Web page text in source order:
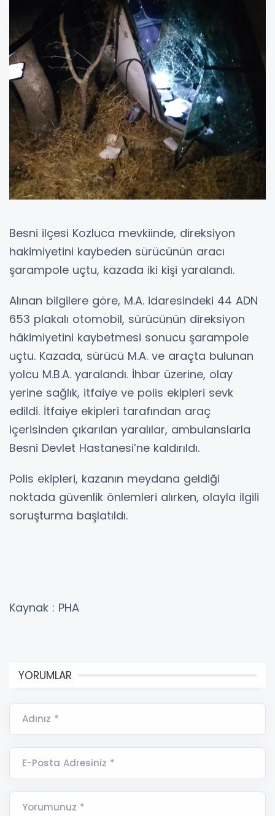
Besni ilçesi Kozluca mevkiinde, direksiyon
hakimiyetini kaybeden sürücünün aracı
şarampole uçtu, kazada iki kişi yaralandı.
Alınan bilgilere göre, M.A. idaresindeki 44 ADN
653 plakalı otomobil, sürücünün direksiyon
hâkimiyetini kaybetmesi sonucu şarampole
uçtu. Kazada, sürücü M.A. ve araçta bulunan
yolcu M.B.A. yaralandı. İhbar üzerine, olay
yerine sağlık, itfaiye ve polis ekipleri sevk
edildi. İtfaiye ekipleri tarafından araç
içerisinden çıkarılan yaralılar, ambulanslarla
Besni Devlet Hastanesi’ne kaldırıldı.
Polis ekipleri, kazanın meydana geldiği
noktada güvenlik önlemleri alırken, olayla ilgili
soruşturma başlatıldı.
Kaynak : PHA
YORUMLAR
Adınız *
E-Posta Adresiniz *
Yorumunuz *